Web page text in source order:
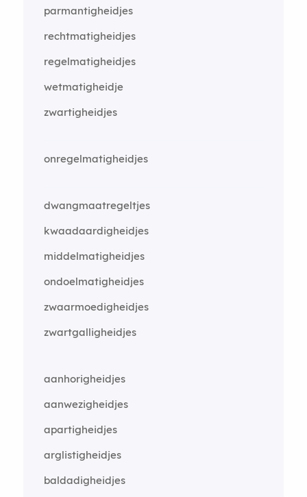
parmantigheidjes
rechtmatigheidjes
regelmatigheidjes
wetmatigheidje
zwartigheidjes
onregelmatigheidjes
dwangmaatregeltjes
kwaadaardigheidjes
middelmatigheidjes
ondoelmatigheidjes
zwaarmoedigheidjes
zwartgalligheidjes
aanhorigheidjes
aanwezigheidjes
apartigheidjes
arglistigheidjes
baldadigheidjes